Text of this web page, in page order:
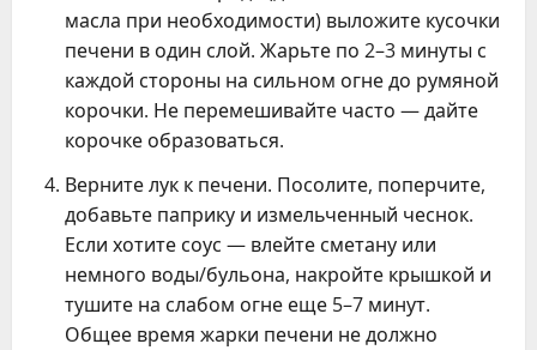
масла при необходимости) выложите кусочки
печени в один слой. Жарьте по 2–3 минуты с
каждой стороны на сильном огне до румяной
корочки. Не перемешивайте часто — дайте
корочке образоваться.
Верните лук к печени. Посолите, поперчите,
добавьте паприку и измельченный чеснок.
Если хотите соус — влейте сметану или
немного воды/бульона, накройте крышкой и
тушите на слабом огне еще 5–7 минут.
Общее время жарки печени не должно